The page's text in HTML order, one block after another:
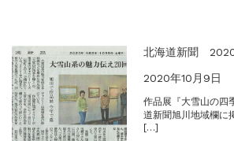
ギャラリーシーズ「秋の美術散歩 京都・大
北海道新聞 2020
2020年10月9日
作品展『大雪山の四
道新聞旭川地域欄に
[…]